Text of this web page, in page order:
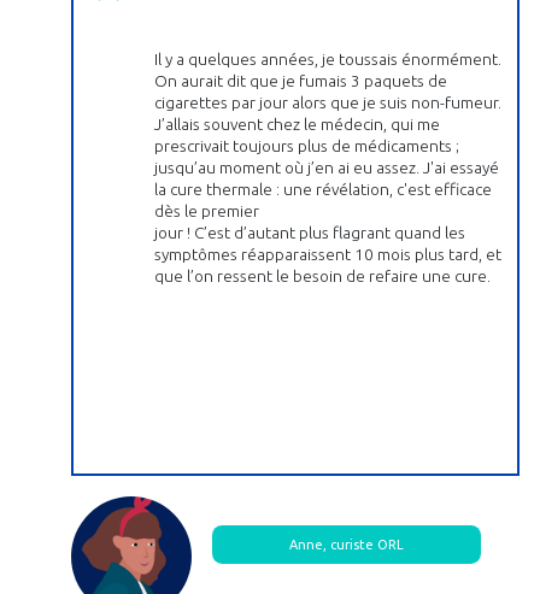
Il y a quelques années, je toussais énormément.
On aurait dit que je fumais 3 paquets de
cigarettes par jour alors que je suis non-fumeur.
J’allais souvent chez le médecin, qui me
prescrivait toujours plus de médicaments ;
jusqu’au moment où j’en ai eu assez. J'ai essayé
la cure thermale : une révélation, c'est efficace
dès le premier
jour ! C’est d’autant plus flagrant quand les
symptômes réapparaissent 10 mois plus tard, et
que l’on ressent le besoin de refaire une cure.
Anne, curiste ORL